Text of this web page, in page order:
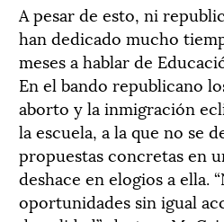
A pesar de esto, ni
han dedicado mucho
meses a hablar de
En el bando republicano
aborto y la inmigración
la escuela, a la que no se
propuestas concretas en
deshace en elogios a ella.
oportunidades sin igual